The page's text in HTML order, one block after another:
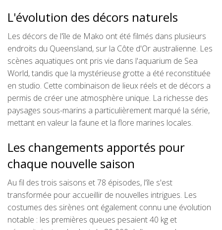
L'évolution des décors naturels
Les décors de l'île de Mako ont été filmés dans plusieurs
endroits du Queensland, sur la Côte d'Or australienne. Les
scènes aquatiques ont pris vie dans l'aquarium de Sea
World, tandis que la mystérieuse grotte a été reconstituée
en studio. Cette combinaison de lieux réels et de décors a
permis de créer une atmosphère unique. La richesse des
paysages sous-marins a particulièrement marqué la série,
mettant en valeur la faune et la flore marines locales.
Les changements apportés pour
chaque nouvelle saison
Au fil des trois saisons et 78 épisodes, l'île s'est
transformée pour accueillir de nouvelles intrigues. Les
costumes des sirènes ont également connu une évolution
notable : les premières queues pesaient 40 kg et